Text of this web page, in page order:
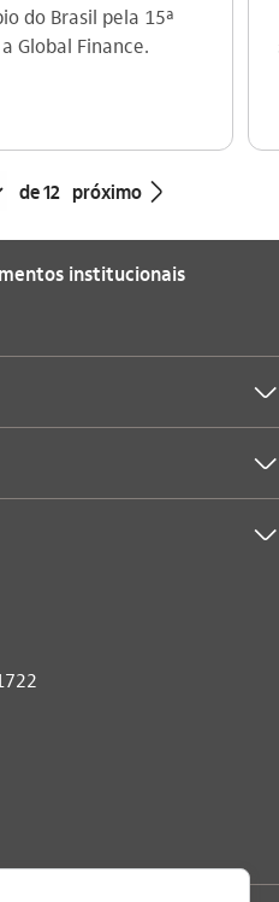
do Brasil pela 15ª
Global Finance.
de 12 próximo seta_direita
institucionais
seta_baixo
seta_baixo
seta_baixo